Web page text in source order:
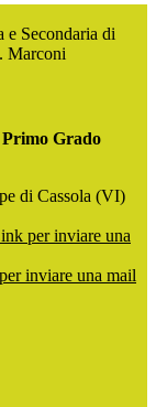
e Secondaria di
Marconi
Primo Grado
di Cassola (VI)
per inviare una
inviare una mail